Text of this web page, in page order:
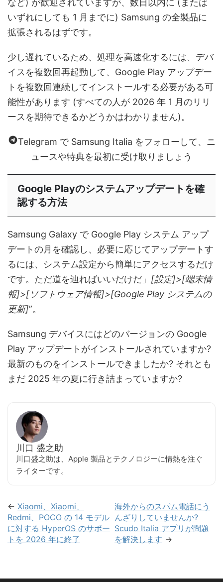
など) が歓迎されていますが、数日以内に (または
いずれにしても 1 月までに) Samsung の全製品に
拡張されるはずです。
少し遅れているため、処理を高速化するには、デバ
イスを複数回再起動して、Google Play アップデー
トを複数回連続してインストールする必要がある可
能性があります (すべての人が 2026 年 1 月のリリ
ースを期待できるかどうかはわかりません)。
Telegram で Samsung Italia をフォローして、ニ
ュースや特典を最初に受け取りましょう
Google Playのシステムアップデートを確
認する方法
Samsung Galaxy で Google Play システム アップ
デートの月を確認し、必要に応じてアップデートす
るには、システム設定から簡単にアクセスするだけ
です。ただ道を辿ればいいだけだ」 [設定]>[端末情
報]>[ソフトウェア情報]>[Google Play システムの
更新]”。
Samsung デバイスにはどのバージョンの Google
Play アップデートがインストールされていますか?
最新のものをインストールできましたか? それとも
まだ 2025 年の夏に行き詰まっていますか?
川口 盛之助
川口盛之助は、Apple 製品とテクノロジーに情熱を注ぐ
ライターです。
← Xiaomi、Xiaomi、
Redmi、POCO の 14 モデル
に対する HyperOS のサポー
トを 2026 年に終了
海外からのスパム電話にう
んざりしていませんか?
Scudo Italia アプリが問題
を解決します →